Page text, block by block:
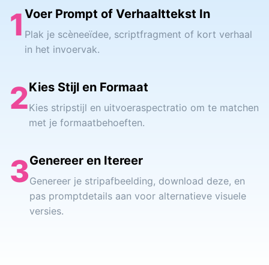
1 Voer Prompt of Verhaalttekst In
Plak je scèneeïdee, scriptfragment of kort verhaal
in het invoervak.
2Kies Stijl en Formaat
Kies stripstijl en uitvoeraspectratio om te matchen
met je formaatbehoeften.
3Genereer en Itereer
Genereer je stripafbeelding, download deze, en
pas promptdetails aan voor alternatieve visuele
versies.